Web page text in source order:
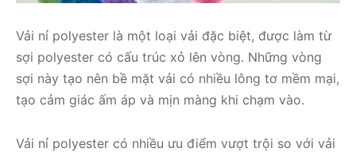
Vải nỉ polyester là một loại vải đặc biệt, được làm từ
sợi polyester có cấu trúc xỏ lên vòng. Những vòng
sợi này tạo nên bề mặt vải có nhiều lông tơ mềm mại,
tạo cảm giác ấm áp và mịn màng khi chạm vào.
Vải nỉ polyester có nhiều ưu điểm vượt trội so với vải